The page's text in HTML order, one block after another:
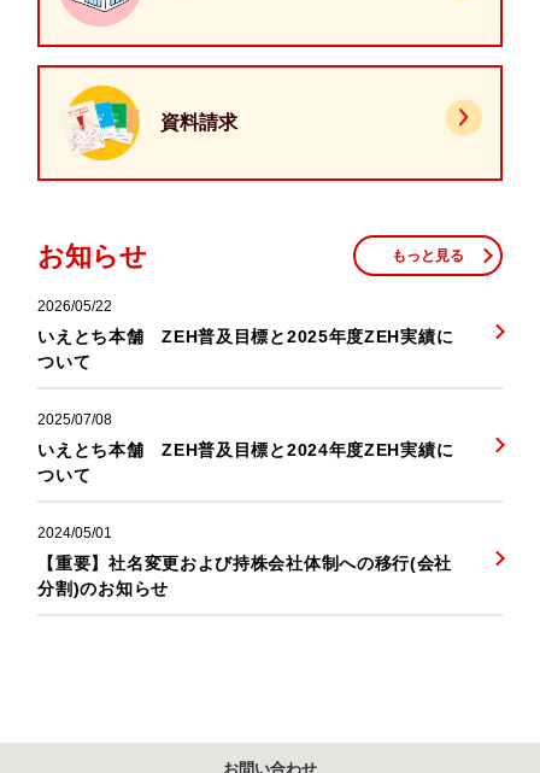
資料請求
お知らせ もっと見る
2026/05/22
いえとち本舗 ZEH普及目標と2025年度ZEH実績に
ついて
2025/07/08
いえとち本舗 ZEH普及目標と2024年度ZEH実績に
ついて
2024/05/01
【重要】社名変更および持株会社体制への移行(会社
分割)のお知らせ
お問い合わせ